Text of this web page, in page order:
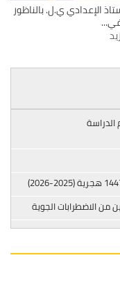
الإعدادي ي.ل. بالناظور
الدراسة
من الاضطرابات الجوية